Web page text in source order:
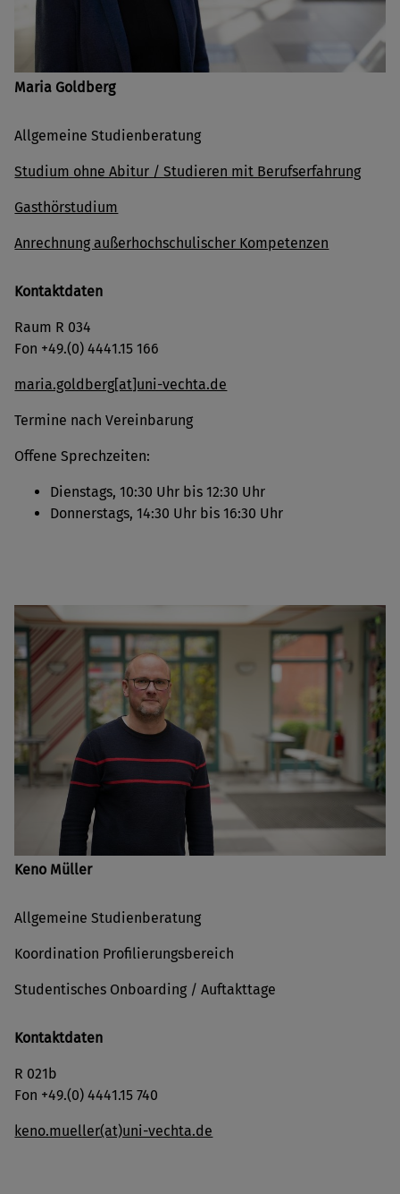
Maria Goldberg
Allgemeine Studienberatung
Studium ohne Abitur / Studieren mit Berufserfahrung
Gasthörstudium
Anrechnung außerhochschulischer Kompetenzen
Kontaktdaten
Raum R 034
Fon +49.(0) 4441.15 166
maria.goldberg[at]uni-vechta.de
Termine nach Vereinbarung
Offene Sprechzeiten:
Dienstags, 10:30 Uhr bis 12:30 Uhr
Donnerstags, 14:30 Uhr bis 16:30 Uhr
Keno Müller
Allgemeine Studienberatung
Koordination Profilierungsbereich
Studentisches Onboarding / Auftakttage
Kontaktdaten
R 021b
Fon +49.(0) 4441.15 740
keno.mueller(at)uni-vechta.de